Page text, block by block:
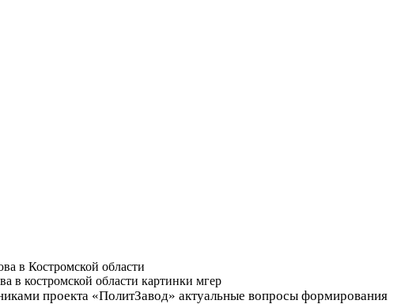
в Костромской области
проекта «ПолитЗавод» актуальные вопросы формирования